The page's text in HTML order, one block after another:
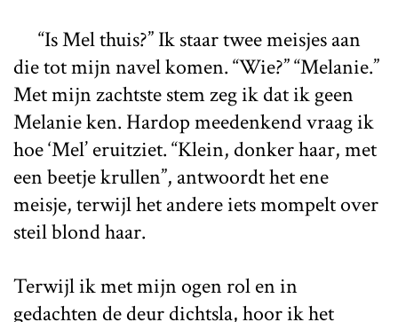
“Is Mel thuis?” Ik staar twee meisjes aan
die tot mijn navel komen. “Wie?” “Melanie.”
Met mijn zachtste stem zeg ik dat ik geen
Melanie ken. Hardop meedenkend vraag ik
hoe ‘Mel’ eruitziet. “Klein, donker haar, met
een beetje krullen”, antwoordt het ene
meisje, terwijl het andere iets mompelt over
steil blond haar.
Terwijl ik met mijn ogen rol en in
gedachten de deur dichtsla, hoor ik het